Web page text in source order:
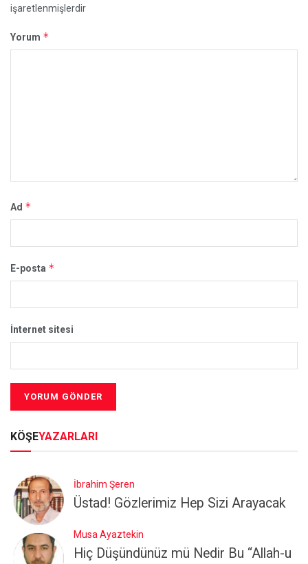
işaretlenmişlerdir
Yorum *
Ad *
E-posta *
İnternet sitesi
KÖŞEYAZARLARI
İbrahim Şeren
Üstad! Gözlerimiz Hep Sizi Arayacak
Musa Ayaztekin
Hiç Düşündünüz mü Nedir Bu “Allah-u